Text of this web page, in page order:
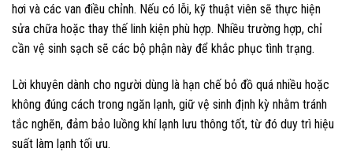
hơi và các van điều chỉnh. Nếu có lỗi, kỹ thuật viên sẽ thực hiện
sửa chữa hoặc thay thế linh kiện phù hợp. Nhiều trường hợp, chỉ
cần vệ sinh sạch sẽ các bộ phận này để khắc phục tình trạng.
Lời khuyên dành cho người dùng là hạn chế bỏ đồ quá nhiều hoặc
không đúng cách trong ngăn lạnh, giữ vệ sinh định kỳ nhằm tránh
tắc nghẽn, đảm bảo luồng khí lạnh lưu thông tốt, từ đó duy trì hiệu
suất làm lạnh tối ưu.